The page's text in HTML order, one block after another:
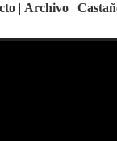
| Archivo |